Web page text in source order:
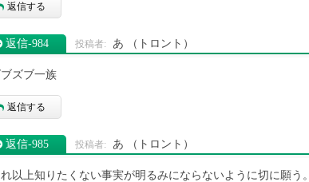
返信する
返信‐984 あ （トロント）
ズブ一族
返信する
返信‐985 あ （トロント）
以上知りたくない事実が明るみにならないように切に願う。